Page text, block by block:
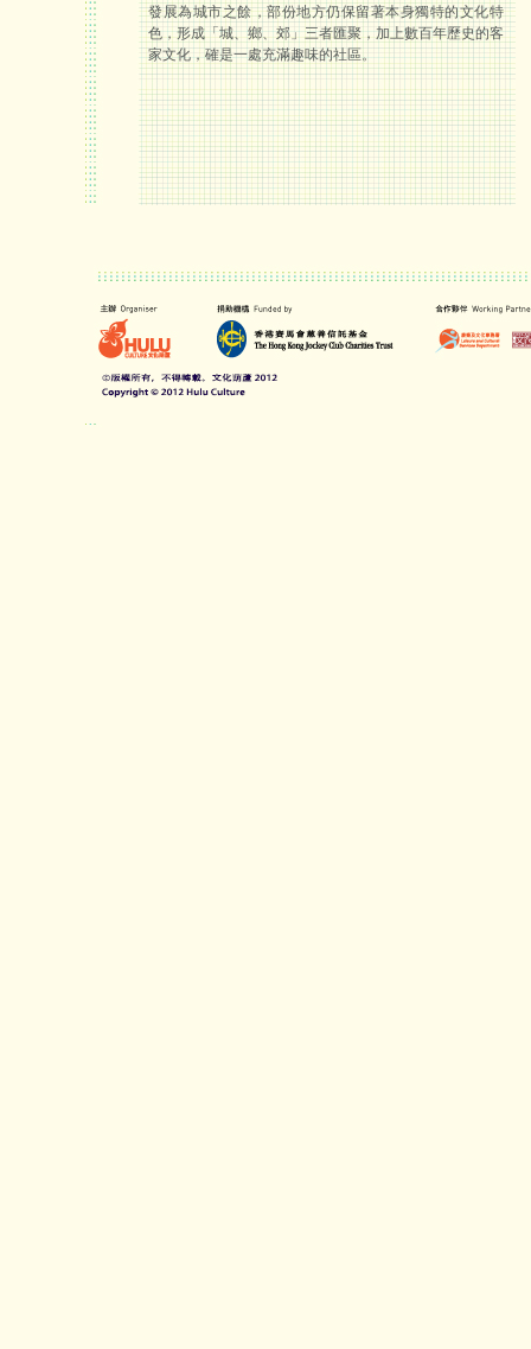
發展為城市之餘，部份地方仍保留著本身獨特的文化特
色，形成「城、鄉、郊」三者匯聚，加上數百年歷史的客
家文化，確是一處充滿趣味的社區。